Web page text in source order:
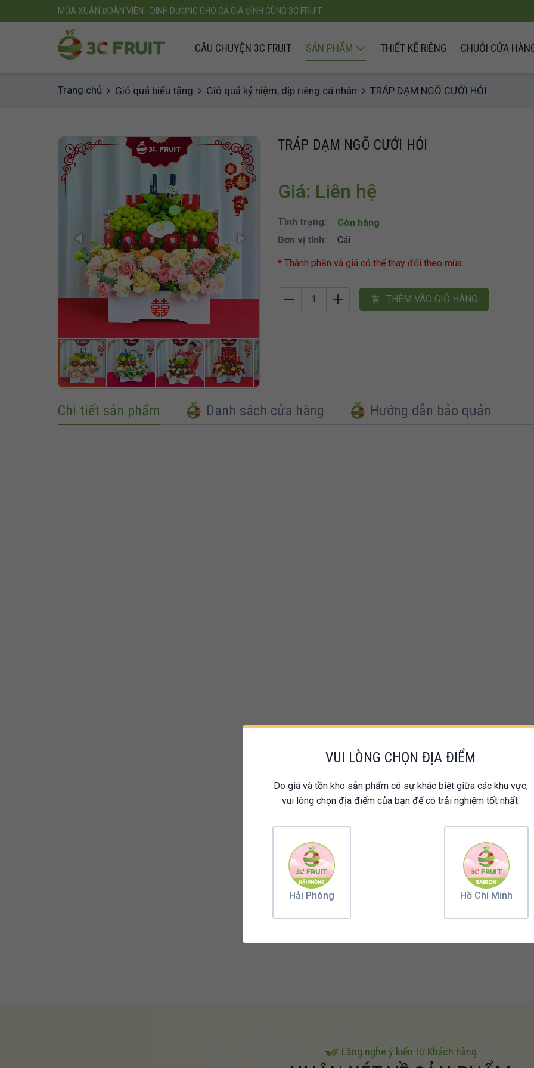
MÙA XUÂN ĐOÀN VIÊN - DINH DƯỠNG CHO CẢ GIA ĐÌNH CÙNG 3C FRUIT
CÂU CHUYỆN 3C FRUIT SẢN PHẨM THIẾT KẾ RIÊNG CHUỖI CỬA
Trang chủ Giỏ quả biếu tặng Giỏ quả kỷ niệm, dịp riêng cá nhân TRÁP DẠM NGÕ CƯỚI HỎI
TRÁP DẠM NGÕ CƯỚI HỎI
Giá: Liên hệ
Tình trạng:
Còn hàng
Đơn vị tính:
Cái
* Thành phần và giá có thể thay đổi theo mùa
THÊM VÀO GIỎ HÀNG
Chi tiết sản phẩm Danh sách cửa hàng Hướng dẫn bảo quản
Lắng nghe ý kiến từ Khách hàng
VUI LÒNG CHỌN ĐỊA ĐIỂM
Do giá và tồn kho sản phẩm có sự khác biệt giữa các khu vực,
vui lòng chọn địa điểm của bạn để có trải nghiệm tốt nhất.
Hải Phòng Hồ Chí Minh